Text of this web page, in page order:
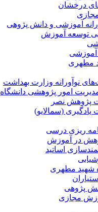
درخشان
آموزشی و دانش پژوهی
توسعه آموزش
مطهری
نوآورانه وزارت بهداشت
امور پژوهشی دانشگاه
پژوهش نصر
یادگیری (سمالایو)
ریزی درسی
در آموزش
اساتید
شهید مطهری
پژوهی
مجازی